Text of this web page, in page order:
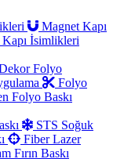
Magnet Kapı
İsimlikleri
Folyo
Folyo
Folyo Baskı
STS Soğuk
Fiber Lazer
Fırın Baskı